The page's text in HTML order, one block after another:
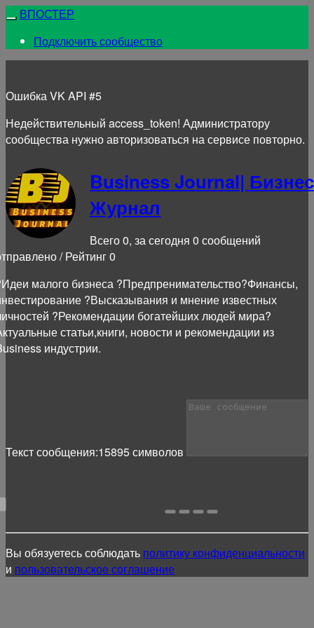
ВПОСТЕР
Подключить сообщество
Ошибка VK API #5
Недействительный access_token! Администратору
сообщества нужно авторизоваться на сервисе повторно.
Business Journal| Бизнес
Журнал
Всего 0, за сегодня 0 сообщений
/ Рейтинг 0
малого бизнеса ?Предпренимательство?Финансы,
?Высказывания и мнение известных
?Рекомендации богатейших людей мира?
статьи,книги, новости и рекомендации из
индустрии.
Текст сообщения:15895символов
Вы обязуетесь соблюдать политику конфиденциальности
и пользовательское соглашение